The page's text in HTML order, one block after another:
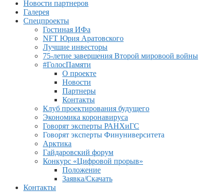
Новости партнеров
Галерея
Спецпроекты
Гостиная ИФа
NFT Юрия Аратовского
Лучшие инвесторы
75-летие завершения Второй мировоой войны
#ГолосПамяти
О проекте
Новости
Партнеры
Контакты
Клуб проектирования будущего
Экономика коронавируса
Говорят эксперты РАНХиГС
Говорят эксперты Финуниверситета
Арктика
Гайдаровский форум
Конкурс «Цифровой прорыв»
Положение
Заявка/Скачать
Контакты